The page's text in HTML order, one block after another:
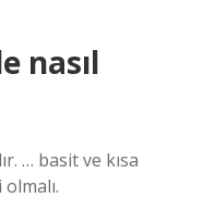
nasıl
… basit ve kısa